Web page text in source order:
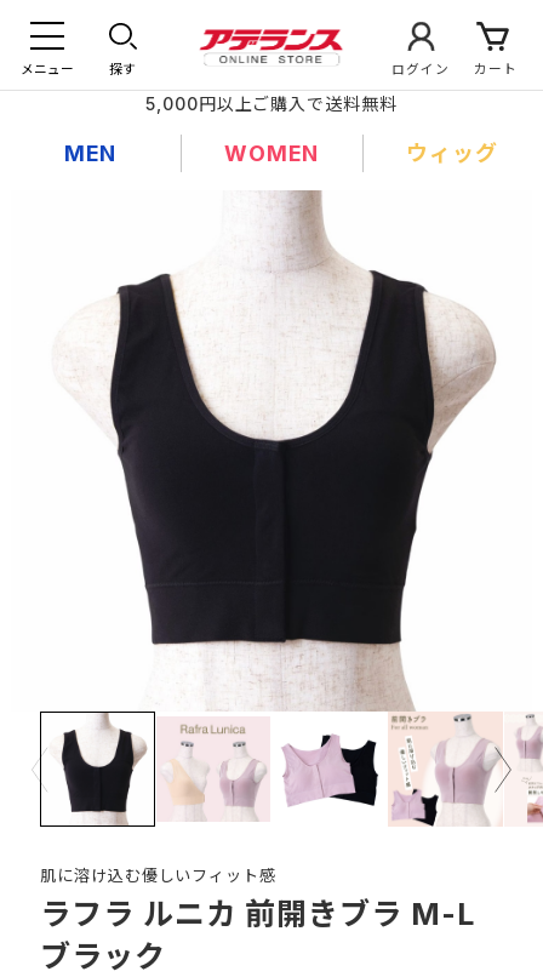
メニュー 探す ログイン カート
5,000円以上ご購入で送料無料
MEN WOMEN ウィッグ
ラフラ ルニカ 前開きブラ M-L
ブラック
肌に溶け込む優しいフィット感